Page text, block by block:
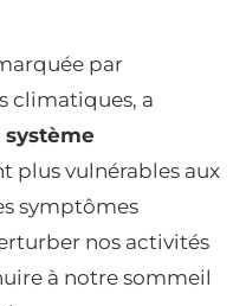
par
climatiques, a
plus vulnérables aux
symptômes
nos activités
à notre sommeil